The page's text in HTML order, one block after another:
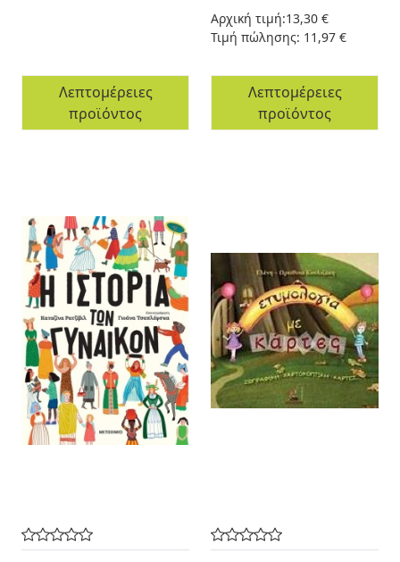
Λεπτομέρειες
προϊόντος
Αρχική τιμή:13,30 €
Τιμή πώλησης: 11,97 €
Λεπτομέρειες
προϊόντος